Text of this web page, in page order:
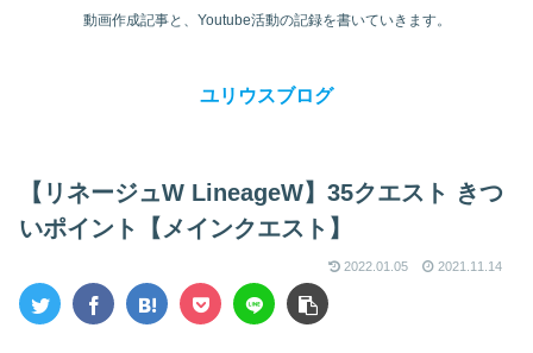
動画作成記事と、Youtube活動の記録を書いていきます。
ユリウスブログ
【リネージュW LineageW】35クエスト きつ
いポイント【メインクエスト】
2022.01.05 2021.11.14